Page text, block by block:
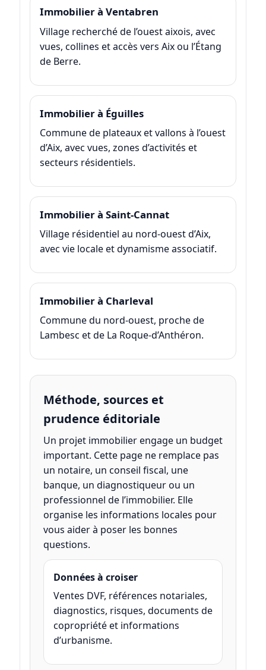
Immobilier à Ventabren
Village recherché de l’ouest aixois, avec
vues, collines et accès vers Aix ou l’Étang
de Berre.
Immobilier à Éguilles
Commune de plateaux et vallons à l’ouest
d’Aix, avec vues, zones d’activités et
secteurs résidentiels.
Immobilier à Saint-Cannat
Village résidentiel au nord-ouest d’Aix,
avec vie locale et dynamisme associatif.
Immobilier à Charleval
Commune du nord-ouest, proche de
Lambesc et de La Roque-d’Anthéron.
Méthode, sources et
prudence éditoriale
Un projet immobilier engage un budget
important. Cette page ne remplace pas
un notaire, un conseil fiscal, une
banque, un diagnostiqueur ou un
professionnel de l’immobilier. Elle
organise les informations locales pour
vous aider à poser les bonnes
questions.
Données à croiser
Ventes DVF, références notariales,
diagnostics, risques, documents de
copropriété et informations
d’urbanisme.